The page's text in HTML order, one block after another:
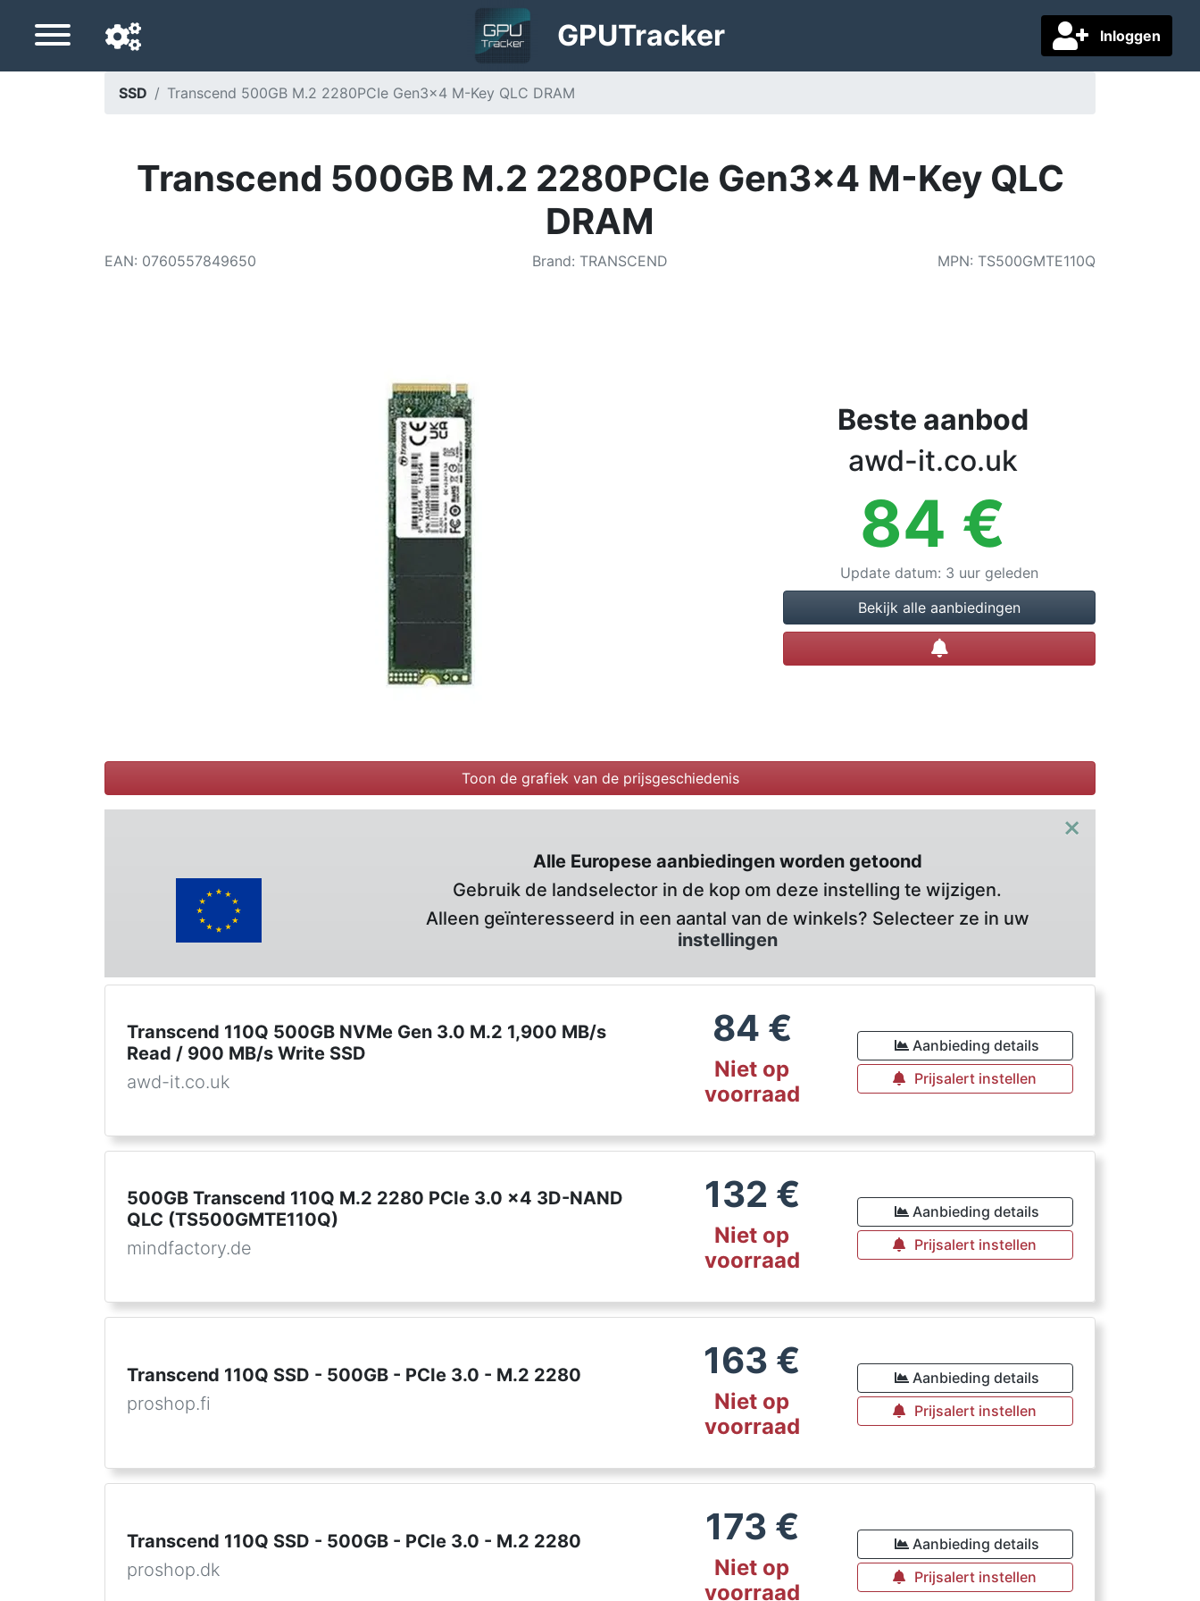
Inloggen
GPUTracker
Favoriete bezorgland
SSD Transcend 500GB M.2 2280PCIe Gen3x4 M-Key QLC DRAM
Transcend 500GB M.2 2280PCIe Gen3x4 M-Key QLC
DRAM
EAN: 0760557849650 Brand: TRANSCEND MPN: TS500GMTE110Q
Beste aanbod
awd-it.co.uk
84 €
Update datum: 3 uur geleden
Bekijk alle aanbiedingen
Prijsalert instellen
Toon de grafiek van de prijsgeschiedenis
×
Alle Europese aanbiedingen worden getoond
Gebruik de landselector in de kop om deze instelling te wijzigen.
Alleen geïnteresseerd in een aantal van de winkels? Selecteer ze in uw
instellingen
Transcend 110Q 500GB NVMe Gen 3.0 M.2 1,900 MB/s
Read / 900 MB/s Write SSD
awd-it.co.uk
84 €
Niet op
voorraad
Aanbieding details
Prijsalert instellen
500GB Transcend 110Q M.2 2280 PCIe 3.0 x4 3D-NAND
QLC (TS500GMTE110Q)
mindfactory.de
132 €
Niet op
voorraad
Aanbieding details
Prijsalert instellen
Transcend 110Q SSD - 500GB - PCIe 3.0 - M.2 2280
proshop.fi
163 €
Niet op
voorraad
Aanbieding details
Prijsalert instellen
Transcend 110Q SSD - 500GB - PCIe 3.0 - M.2 2280
proshop.dk
173 €
Niet op
voorraad
Aanbieding details
Prijsalert instellen